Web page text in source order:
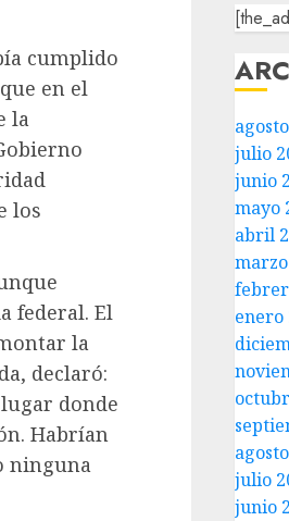
cumplido
en el
la
los
federal. El
la
declaró:
donde
Habrían
ninguna
julio
junio
mayo
abril
enero
julio
junio